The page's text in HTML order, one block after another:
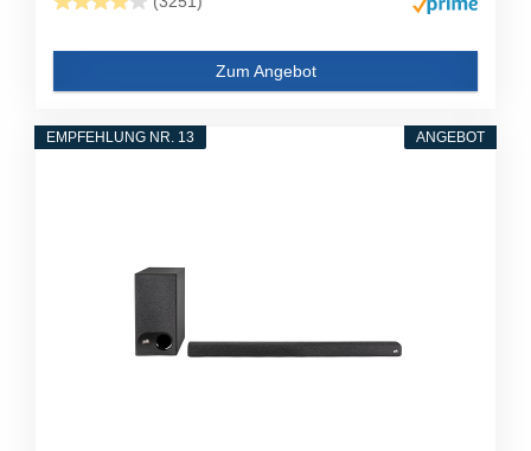
Zum Angebot
ANGEBOT
EMPFEHLUNG NR. 13